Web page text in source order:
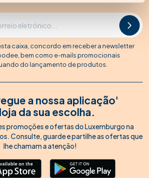
caixa, concordo em receber a newsletter
bem como e-mails promocionais
do lançamento de produtos.
a nossa aplicação'
da sua escolha.
promoções e ofertas do Luxemburgo na
Consulte, guarde e partilhe as ofertas que
lhe chamam a atenção!